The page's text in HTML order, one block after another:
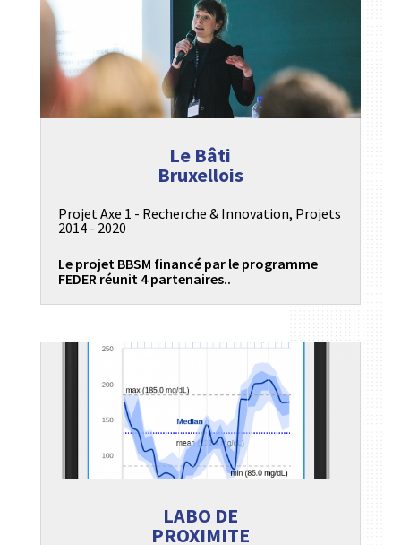
Le Bâti
Bruxellois
Projet Axe 1 - Recherche & Innovation, Projets
2014 - 2020
Le projet BBSM financé par le programme
FEDER réunit 4 partenaires..
LABO DE
PROXIMITE